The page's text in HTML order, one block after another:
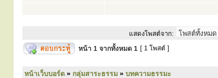
แสดงโพสต์จาก:
หน้า 1 จากทั้งหมด 1 [ 1 โพสต์ ]
หน้าเว็บบอร์ด » กลุ่มสาระธรรม » บทความธรรมะ